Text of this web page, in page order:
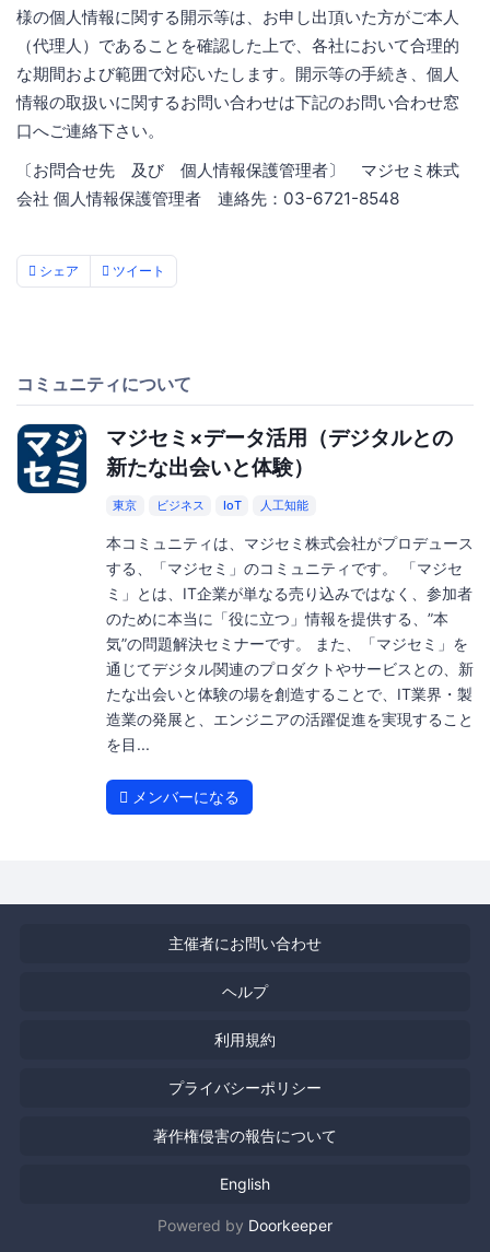
様の個人情報に関する開示等は、お申し出頂いた方がご本人
（代理人）であることを確認した上で、各社において合理的
な期間および範囲で対応いたします。開示等の手続き、個人
情報の取扱いに関するお問い合わせは下記のお問い合わせ窓
口へご連絡下さい。
〔お問合せ先 及び 個人情報保護管理者〕 マジセミ株式
会社 個人情報保護管理者 連絡先：03-6721-8548
シェア ツイート
コミュニティについて
マジセミ×データ活用（デジタルとの
新たな出会いと体験）
東京 ビジネス IoT 人工知能
本コミュニティは、マジセミ株式会社がプロデュース
する、「マジセミ」のコミュニティです。 「マジセ
ミ」とは、IT企業が単なる売り込みではなく、参加者
のために本当に「役に立つ」情報を提供する、”本
気”の問題解決セミナーです。 また、「マジセミ」を
通じてデジタル関連のプロダクトやサービスとの、新
たな出会いと体験の場を創造することで、IT業界・製
造業の発展と、エンジニアの活躍促進を実現すること
を目...
メンバーになる
主催者にお問い合わせ
ヘルプ
利用規約
プライバシーポリシー
著作権侵害の報告について
English
Powered by Doorkeeper